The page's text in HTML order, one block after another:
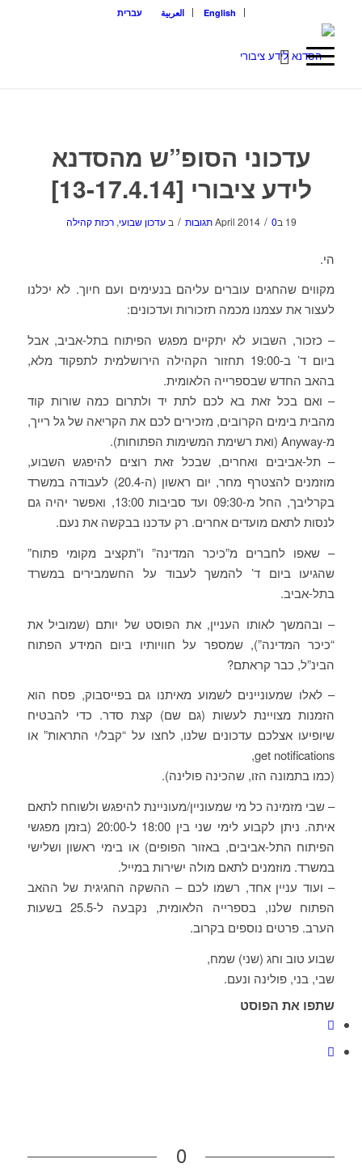
English العربية עברית
עדכוני הסופ”ש מהסדנא
לידע ציבורי [13-17.4.14]
19 בApril 2014 / 0 תגובות / בעדכון שבועי,רכזת קהילה
הי.
מקווים שהחגים עוברים עליהם בנעימים ועם חיוך. לא יכלנו
לעצור את עצמנו מכמה תזכורות ועדכונים:
– כזכור, השבוע לא יתקיים מפגש הפיתוח בתל-אביב, אבל
ביום ד’ ב-19:00 תחזור הקהילה הירושלמית לתפקוד מלא,
בהאב החדש שבספרייה הלאומית.
– ואם בכל זאת בא לכם לתת יד ולתרום כמה שורות קוד
מהבית בימים הקרובים, מזכירים לכם את הקריאה של גל רייך,
מ-Anyway (ואת רשימת המשימות הפתוחות).
– תל-אביבים ואחרים, שבכל זאת רוצים להיפגש השבוע,
מוזמנים להצטרף מחר, יום ראשון (ה-20.4) לעבודה במשרד
בקרליבך, החל מ-09:30 ועד סביבות 13:00, ואפשר יהיה גם
לנסות לתאם מועדים אחרים. רק עדכנו בבקשה את נעם.
– שאפו לחברים מ”כיכר המדינה” ו”תקציב מקומי פתוח”
שהגיעו ביום ד’ להמשך לעבוד על החשמבירים במשרד
בתל-אביב.
– ובהמשך לאותו העניין, את הפוסט של יותם (שמוביל את
“כיכר המדינה”), שמספר על חוויותיו ביום המידע הפתוח
הבינ”ל, כבר קראתם?
– לאלו שמעוניינים לשמוע מאיתנו גם בפייסבוק, פסח הוא
הזמנות מצויינת לעשות (גם שם) קצת סדר. כדי להבטיח
שיופיעו אצלכם עדכונים שלנו, לחצו על “קבל/י התראות” או
get notifications,
(כמו בתמונה הזו, שהכינה פולינה).
– שבי מזמינה כל מי שמעוניין/מעוניינת להיפגש ולשוחח לתאם
איתה. ניתן לקבוע לימי שני בין 18:00 ל-20:00 (בזמן מפגשי
הפיתוח התל-אביבים, באזור הפופים) או בימי ראשון ושלישי
במשרד. מוזמנים לתאם מולה ישירות במייל.
– ועוד עניין אחד, רשמו לכם – ההשקה החגיגית של ההאב
הפתוח שלנו, בספרייה הלאומית, נקבעה ל-25.5 בשעות
הערב. פרטים נוספים בקרוב.
שבוע טוב וחג (שני) שמח,
שבי, בני, פולינה ונעם.
שתפו את הפוסט
0